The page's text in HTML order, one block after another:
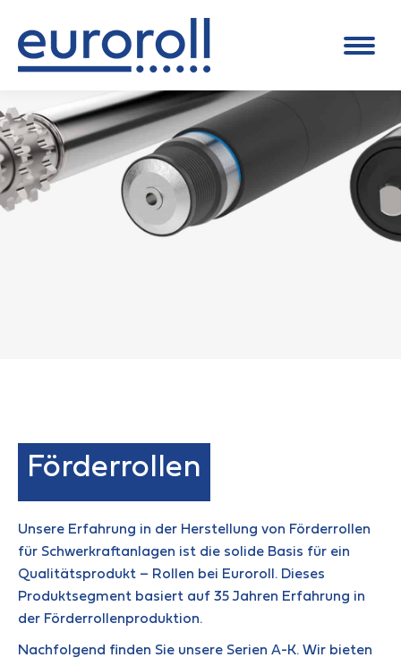
Förderrollen
Unsere Erfahrung in der Herstellung von Förderrollen
für Schwerkraftanlagen ist die solide Basis für ein
Qualitätsprodukt – Rollen bei Euroroll. Dieses
Produktsegment basiert auf 35 Jahren Erfahrung in
der Förderrollenproduktion.
Nachfolgend finden Sie unsere Serien A-K. Wir bieten